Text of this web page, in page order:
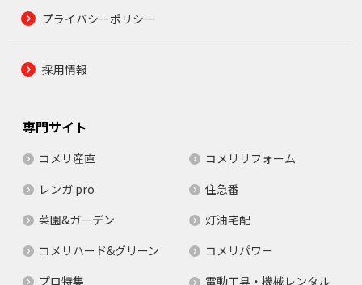
プライバシーポリシー
採用情報
専門サイト
コメリ産直
コメリリフォーム
レンガ.pro
住急番
菜園&ガーデン
灯油宅配
コメリハード&グリーン
コメリパワー
プロ特集
電動工具・機械レンタル